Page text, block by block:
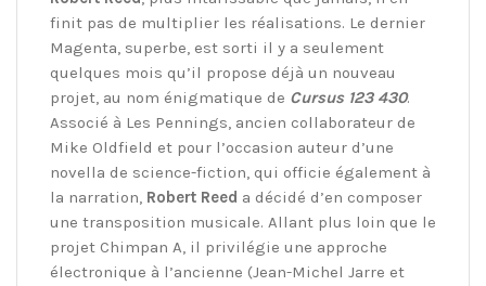
finit pas de multiplier les réalisations. Le dernier
Magenta, superbe, est sorti il y a seulement
quelques mois qu’il propose déjà un nouveau
projet, au nom énigmatique de Cursus 123 430.
Associé à Les Pennings, ancien collaborateur de
Mike Oldfield et pour l’occasion auteur d’une
novella de science-fiction, qui officie également à
la narration, Robert Reed a décidé d’en composer
une transposition musicale. Allant plus loin que le
projet Chimpan A, il privilégie une approche
électronique à l’ancienne (Jean-Michel Jarre et